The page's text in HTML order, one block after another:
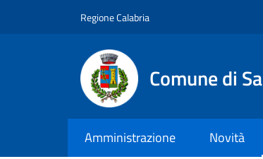
Regione Calabria
Comune di
Amministrazione Novità